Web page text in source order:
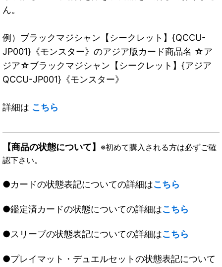
ん。
例）ブラックマジシャン【シークレット】{QCCU-
JP001}《モンスター》のアジア版カード商品名 ☆ア
ジア☆ブラックマジシャン【シークレット】{アジア
QCCU-JP001}《モンスター》
詳細は こちら
【商品の状態について】 ※初めて購入される方は必ずご確
認下さい。
●カードの状態表記についての詳細はこちら
●鑑定済カードの状態についての詳細はこちら
●スリーブの状態表記についての詳細はこちら
●プレイマット・デュエルセットの状態表記について